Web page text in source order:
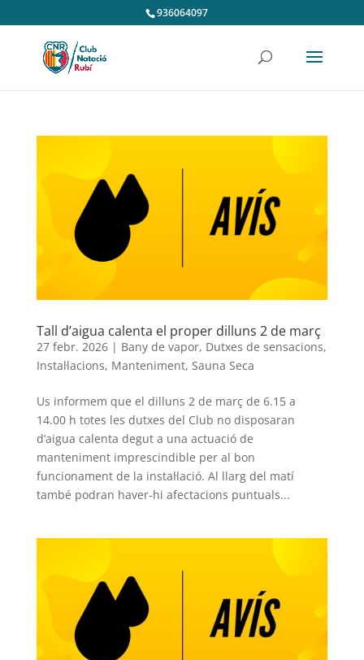
936064097
Tall d’aigua calenta el proper dilluns 2 de març
27 febr. 2026| Bany de vapor, Dutxes de sensacions,
Instal·lacions, Manteniment, Sauna Seca
Us informem que el dilluns 2 de març de 6.15 a
14.00 h totes les dutxes del Club no disposaran
d’aigua calenta degut a una actuació de
manteniment imprescindible per al bon
funcionament de la instal·lació. Al llarg del matí
també podran haver-hi afectacions puntuals...